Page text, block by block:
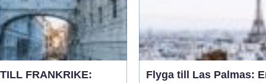
FRANKRIKE:
Flyga till Las Palmas: